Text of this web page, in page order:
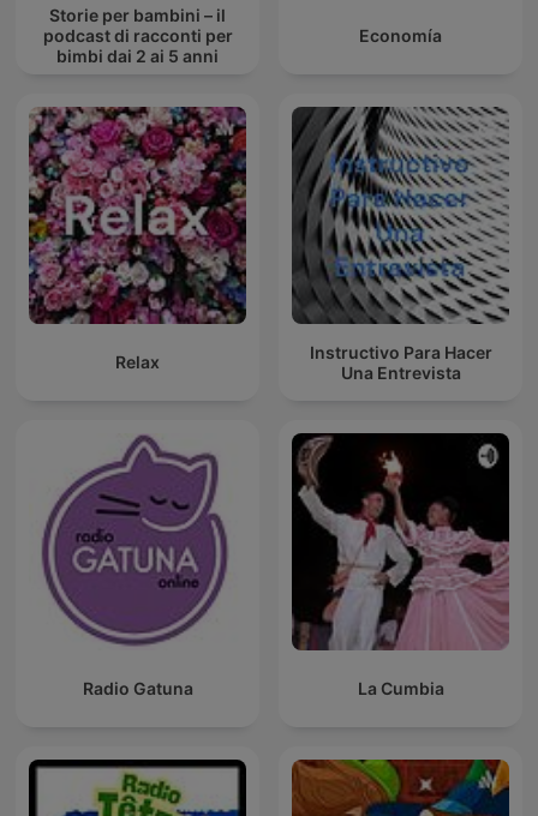
Storie per bambini – il
podcast di racconti per
bimbi dai 2 ai 5 anni
Economía
Relax
Instructivo Para Hacer
Una Entrevista
Radio Gatuna La Cumbia